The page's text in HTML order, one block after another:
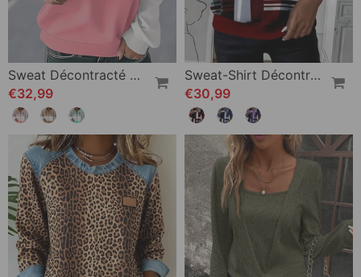
Sweat Décontracté À Carreaux Couleur Contrastée
€32,99
Sweat-Shirt Décontracté À Demi-Zip Avec Imprimé
€30,99